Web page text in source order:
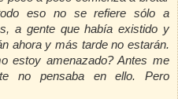
eso no se refiere sólo a
a gente que había existido y
ahora y más tarde no estarán.
estoy amenazado? Antes me
no pensaba en ello. Pero